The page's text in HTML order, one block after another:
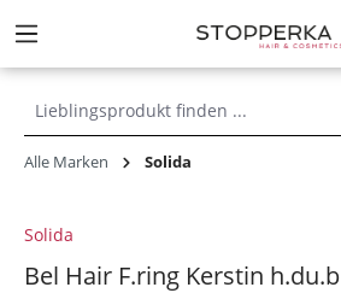
springen
Alle Marken Solida
Bel Hair F.ring Kerstin h.du.b
Solida